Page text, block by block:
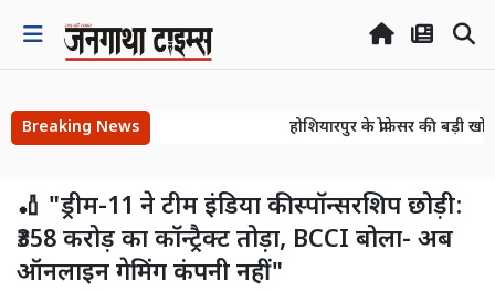
Breaking News
होशियारपुर के प्रोफेसर की बड़ी
🏏 "ड्रीम-11 ने टीम इंडिया की स्पॉन्सरशिप छोड़ी:
₹358 करोड़ का कॉन्ट्रैक्ट तोड़ा, BCCI बोला- अब
ऑनलाइन गेमिंग कंपनी नहीं"